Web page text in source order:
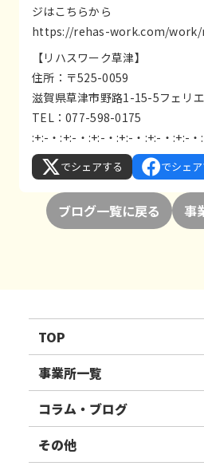
ジはこちらから
https://rehas-work.com/work/
【リハスワーク草津】
住所：〒525-0059
滋賀県草津市野路1-15-5フェリ
TEL：077-598-0175
:+:-・:+:-・:+:-・:+:-・:+:-・:+:-・
でシェアする でシェ
ブログ一覧に戻る 事
TOP
リハスワーク
リハスファーム
事業所一覧
関東エリア
東北エリア
コラム・ブログ
事業所ブログ
その他